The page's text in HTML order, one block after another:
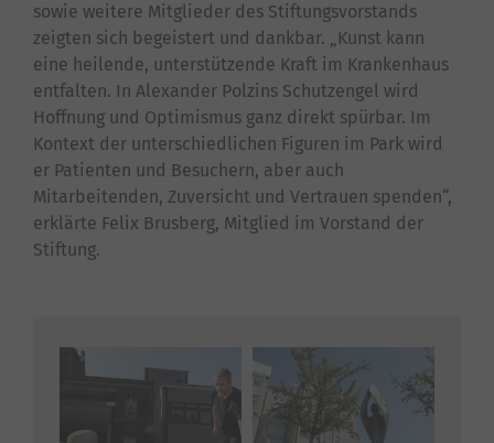
sowie weitere Mitglieder des Stiftungsvorstands
zeigten sich begeistert und dankbar. „Kunst kann
eine heilende, unterstützende Kraft im Krankenhaus
entfalten. In Alexander Polzins Schutzengel wird
Hoffnung und Optimismus ganz direkt spürbar. Im
Kontext der unterschiedlichen Figuren im Park wird
er Patienten und Besuchern, aber auch
Mitarbeitenden, Zuversicht und Vertrauen spenden“,
erklärte Felix Brusberg, Mitglied im Vorstand der
Stiftung.